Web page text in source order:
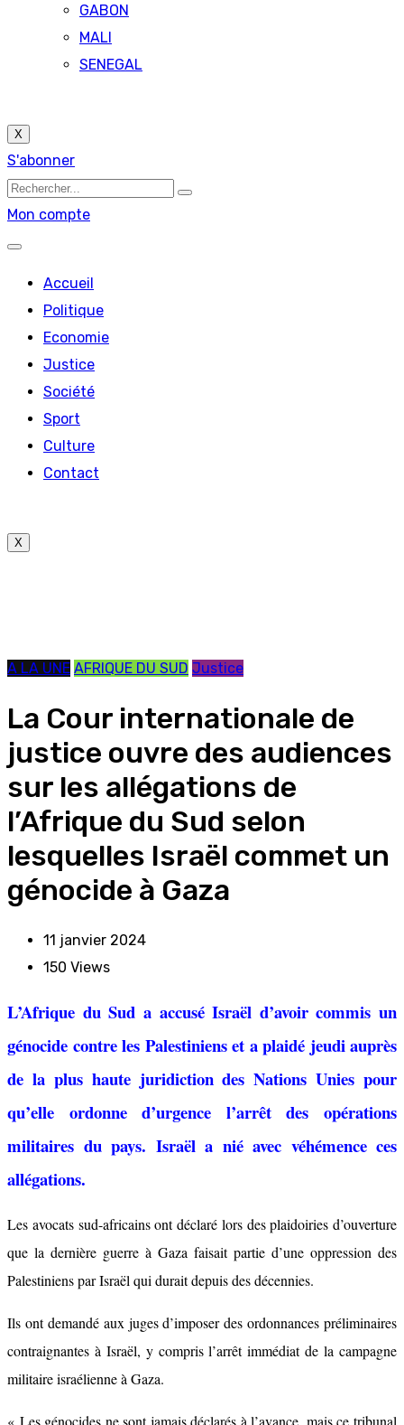
GABON
MALI
SENEGAL
X
S'abonner
Mon compte
Accueil
Politique
Economie
Justice
Société
Sport
Culture
Contact
X
A LA UNE AFRIQUE DU SUD Justice
La Cour internationale de
justice ouvre des audiences
sur les allégations de
l’Afrique du Sud selon
lesquelles Israël commet un
génocide à Gaza
11 janvier 2024
150 Views
L’Afrique du Sud a accusé Israël d’avoir commis un
génocide contre les Palestiniens et a plaidé jeudi auprès
de la plus haute juridiction des Nations Unies pour
qu’elle ordonne d’urgence l’arrêt des opérations
militaires du pays. Israël a nié avec véhémence ces
allégations.
Les avocats sud-africains ont déclaré lors des plaidoiries d’ouverture
que la dernière guerre à Gaza faisait partie d’une oppression des
Palestiniens par Israël qui durait depuis des décennies.
Ils ont demandé aux juges d’imposer des ordonnances préliminaires
contraignantes à Israël, y compris l’arrêt immédiat de la campagne
militaire israélienne à Gaza.
« Les génocides ne sont jamais déclarés à l’avance, mais ce tribunal